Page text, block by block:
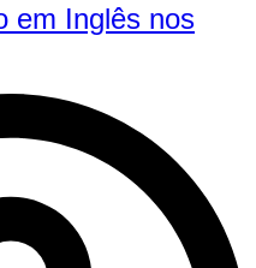
em Inglês nos